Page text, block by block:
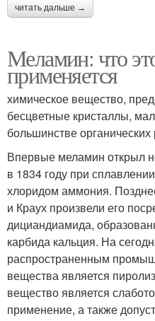
читать дальше →
Меламин: что
применяется
химическое вещество,
бесцветные кристаллы,
большинстве органических
Впервые меламин открыл
в 1834 году при
хлоридом аммония.
и Краух произвели его
дициандиамида,
карбида кальция. На
распространенным
вещества является
вещество является
применение, а также